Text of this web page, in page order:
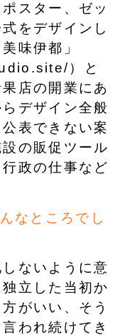
スター、ゼッ
をデザインし
味伊都」
）と
店の開業にあ
デザイン全般
表できない案
の販促ツール
政の仕事など
なところでし
ないように意
立した当初か
がいい、そう
われ続けてき